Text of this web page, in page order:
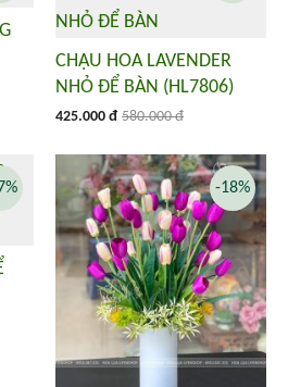
CHẬU HOA LAVENDER
NHỎ ĐỂ BÀN (HL7806)
425.000 đ 580.000 đ
-18%